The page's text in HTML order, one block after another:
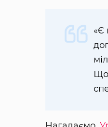
«Є